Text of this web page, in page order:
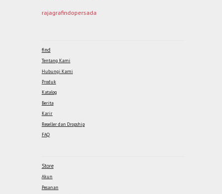
rajagrafindopersada
find
Tentang Kami
Hubungi Kami
Produk
Katalog
Berita
Karir
Reseller dan Dropship
FAQ
Store
Akun
Pesanan